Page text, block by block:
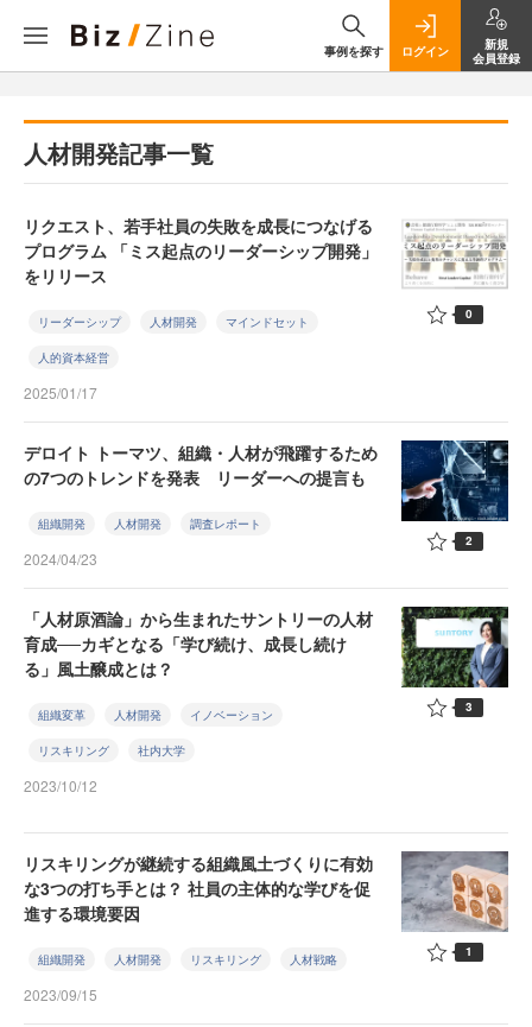
事例を探す ログイン
新規
会員登録
人材開発記事一覧
リクエスト、若手社員の失敗を成長につなげる
プログラム 「ミス起点のリーダーシップ開発」
をリリース
リーダーシップ 人材開発 マインドセット
人的資本経営
2025/01/17
0
デロイト トーマツ、組織・人材が飛躍するため
の7つのトレンドを発表 リーダーへの提言も
組織開発 人材開発 調査レポート
2024/04/23
2
「人材原酒論」から生まれたサントリーの人材
育成──カギとなる「学び続け、成長し続け
る」風土醸成とは？
組織変革 人材開発 イノベーション
リスキリング 社内大学
2023/10/12
3
リスキリングが継続する組織風土づくりに有効
な3つの打ち手とは？ 社員の主体的な学びを促
進する環境要因
組織開発 人材開発 リスキリング 人材戦略
2023/09/15
1